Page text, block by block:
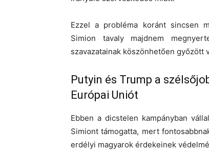
Ezzel a probléma koránt sincsen
Simion tavaly majdnem
szavazatainak köszönhetően győzött
Putyin és Trump a
Európai Uniót
Ebben a dicstelen kampányban
Simiont támogatta, mert
erdélyi magyarok érdekeinek